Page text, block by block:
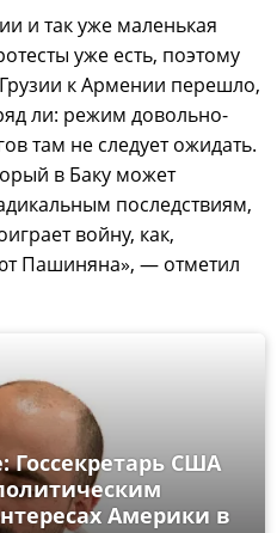
и так уже маленькая
уже есть, поэтому
к Армении перешло,
ли: режим довольно-
там не следует ожидать.
в Баку может
последствиям,
войну, как,
Пашиняна», — отметил
Госсекретарь США
Америки в